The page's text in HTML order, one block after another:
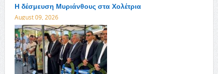
Η δέσμευση Μυριάνθους στα Χολέτρια
August 09, 2026